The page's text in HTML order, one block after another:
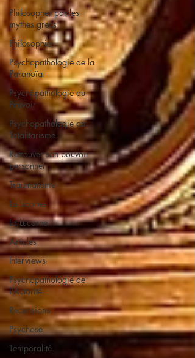
Philosopher par les
mythes grecs
Philosophie
Psychopathologie de la
Paranoïa
Psychopathologie du
Pouvoir
Psychopathologie du
Totalitarisme
Retrouver son pouvoir
personnel
Traumatisme
La Licorne
La Lucarne
Articles
Interviews
Psychopathologie de
l'Autorité
Recensions
Psychose
Temporalité